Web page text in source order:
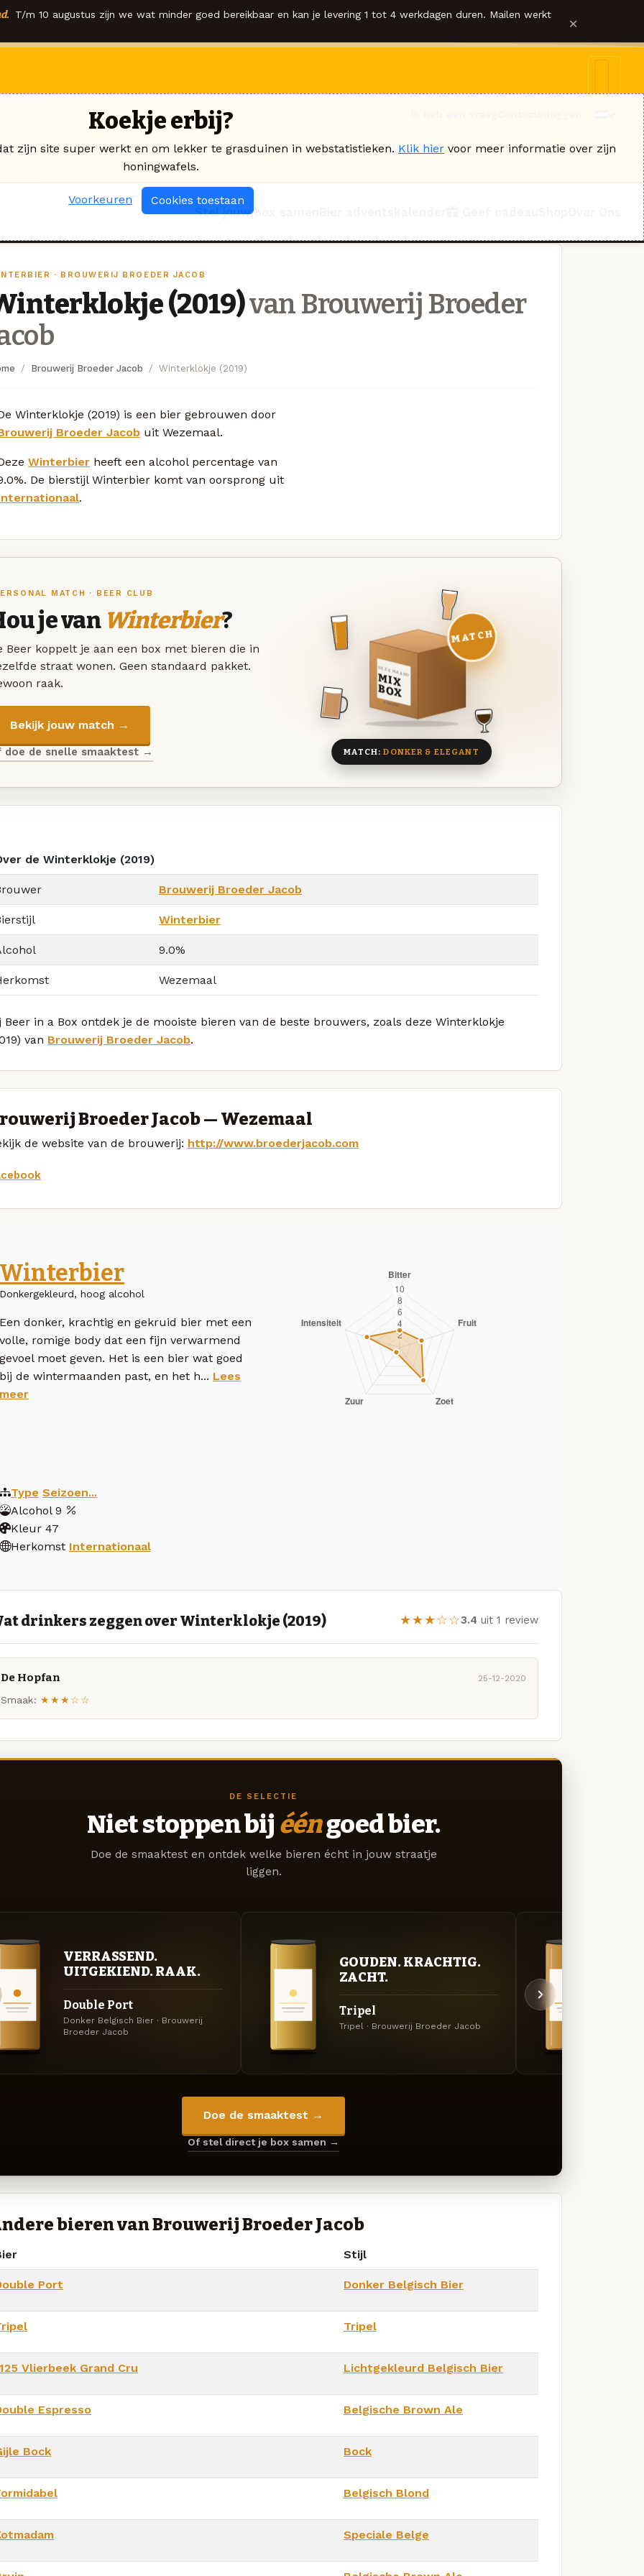
T/m 10 augustus zijn we wat minder goed bereikbaar en kan je levering 1 tot 4 werkdagen duren. Mailen werkt ×
Stel jouw box samen
· BROUWERIJ BROEDER JACOB
(2019)van Brouwerij Broeder
Brouwerij Broeder Jacob Winterklokje (2019)
Winterklokje (2019) is een bier gebrouwen door
Broeder Jacob uit Wezemaal.
Winterbier heeft een alcohol percentage van
De bierstijl Winterbier komt van oorsprong uit
.
MATCH · BEER CLUB
je van Winterbier?
Beer koppelt je aan een box met bieren die in
straat wonen. Geen standaard pakket.
raak.
Bekijk jouw match →
doe de snelle smaaktest →
DEZE MAAND
MIX
BOX
8 BIEREN
MATCH
MATCH:DONKER & ELEGANT
de Winterklokje (2019)
Brouwerij Broeder Jacob
Winterbier
9.0%
Wezemaal
Beer in a Box ontdek je de mooiste bieren van de beste brouwers, zoals deze Winterklokje
van Brouwerij Broeder Jacob.
Broeder Jacob — Wezemaal
de website van de brouwerij: http://www.broederjacob.com
Winterbier
Donkergekleurd, hoog alcohol
Een donker, krachtig en gekruid bier met een
volle, romige body dat een fijn verwarmend
gevoel moet geven. Het is een bier wat goed
bij de wintermaanden past, en het h... Lees
meer
Type Seizoen...
Alcohol 9
Kleur 47
Herkomst Internationaal
drinkers zeggen over Winterklokje (2019) ★★★☆☆3.4 uit 1 review
De Hopfan 25-12-2020
Smaak: ★★★☆☆
DE SELECTIE
Niet stoppen bij ééngoed bier.
Doe de smaaktest en ontdek welke bieren écht in jouw straatje
liggen.
VERRASSEND.
UITGEKIEND. RAAK.
Double Port
Donker Belgisch Bier · Brouwerij
Broeder Jacob
GOUDEN. KRACHTIG.
ZACHT.
Tripel
Tripel · Brouwerij Broeder Jacob
Doe de smaaktest →
Of stel direct je box samen →
bieren van Brouwerij Broeder Jacob
Stijl
Port Donker Belgisch Bier
Tripel
Vlierbeek Grand Cru Lichtgekleurd Belgisch Bier
Espresso Belgische Brown Ale
Bock Bock
Belgisch Blond
Speciale Belge
Koekje erbij?
zijn site super werkt en om lekker te grasduinen in webstatistieken. Klik hier voor meer informatie over zijn
honingwafels.
Voorkeuren Cookies toestaan